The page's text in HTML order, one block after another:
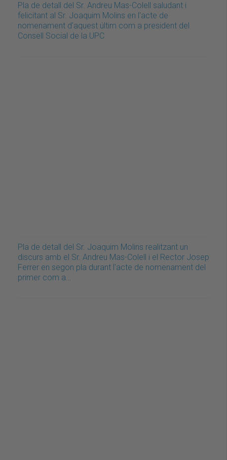
Pla de detall del Sr. Andreu Mas-Colell saludant i
felicitant al Sr. Joaquim Molins en l'acte de
nomenament d'aquest últim com a president del
Consell Social de la UPC
Pla de detall del Sr. Joaquim Molins realitzant un
discurs amb el Sr. Andreu Mas-Colell i el Rector Josep
Ferrer en segon pla durant l'acte de nomenament del
primer com a…